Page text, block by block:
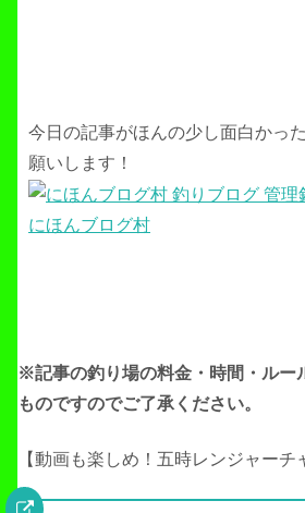
今日の記事がほんの少し面白かっ
願いします！
にほんブログ村
※記事の釣り場の料金・時間・ルー
ものですのでご了承ください。
【動画も楽しめ！五時レンジャーチ